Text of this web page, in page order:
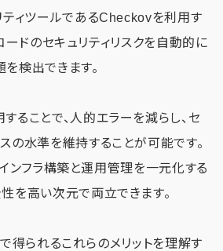
ティツールであるCheckovを利用す
ードのセキュリティリスクを自動的に
検出できます。
ることで、人的エラーを減らし、セ
の水準を維持することが可能です。
ンフラ構築と運用管理を一元化する
を高い次元で両立できます。
得られるこれらのメリットを理解す